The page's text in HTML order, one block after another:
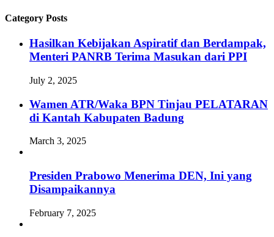
Category Posts
Hasilkan Kebijakan Aspiratif dan Berdampak,
Menteri PANRB Terima Masukan dari PPI
July 2, 2025
Wamen ATR/Waka BPN Tinjau PELATARAN
di Kantah Kabupaten Badung
March 3, 2025
Presiden Prabowo Menerima DEN, Ini yang
Disampaikannya
February 7, 2025